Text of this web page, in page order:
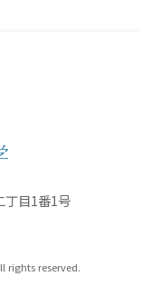
丁目1番1号
rights reserved.